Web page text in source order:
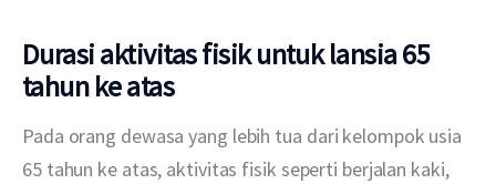
Durasi aktivitas fisik untuk lansia 65
tahun ke atas
Pada orang dewasa yang lebih tua dari kelompok usia
65 tahun ke atas, aktivitas fisik seperti berjalan kaki,